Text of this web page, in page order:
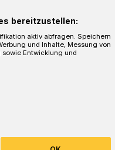
bereitzustellen:
aktiv abfragen. Speichern
und Inhalte, Messung von
Entwicklung und